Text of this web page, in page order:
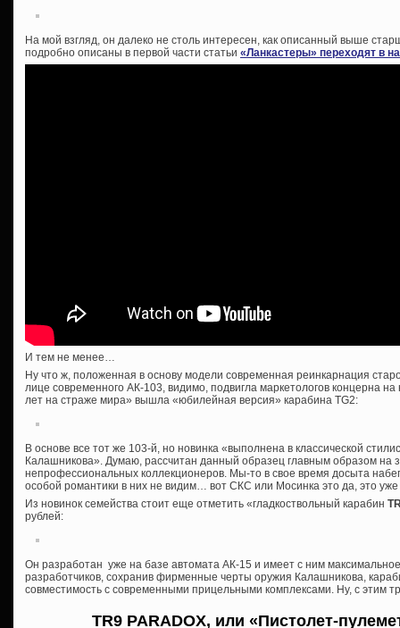
На мой взгляд, он далеко не столь интересен, как описанный выше
подробно описаны в первой части статьи «Ланкастеры» переходят в
И тем не менее…
Ну что ж, положенная в основу модели современная реинкарнация
лице современного АК-103, видимо, подвигла маркетологов концерна
лет на страже мира» вышла «юбилейная версия» карабина TG2:
В основе все тот же 103-й, но новинка «выполнена в классической
Калашникова». Думаю, рассчитан данный образец главным образом на
непрофессиональных коллекционеров. Мы-то в свое время досыта
особой романтики в них не видим… вот СКС или Мосинка это да, это уже
Из новинок семейства стоит еще отметить «гладкоствольный карабин
рублей:
Он разработан уже на базе автомата АК-15 и имеет с ним
разработчиков, сохранив фирменные черты оружия Калашникова,
совместимость с современными прицельными комплексами. Ну, с этим
TR9 PARADOX, или «Пистолет-